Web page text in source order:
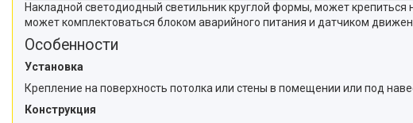
Накладной светодиодный светильник круглой формы, может
может комплектоваться блоком аварийного питания и датчиком
Особенности
Установка
Крепление на поверхность потолка или стены в помещении или под
Конструкция